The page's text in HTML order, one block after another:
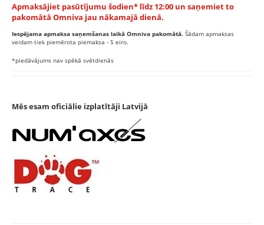
Apmaksājiet pasūtījumu šodien* līdz 12:00 un saņemiet to
pakomātā Omniva jau nākamajā dienā.
Iespējama apmaksa saņemšanas laikā Omniva pakomātā. Šādam apmaksas
veidam tiek piemērota piemaksa - 5 eiro.
*piedāvājums nav spēkā svētdienās
Mēs esam oficiālie izplatītāji Latvijā